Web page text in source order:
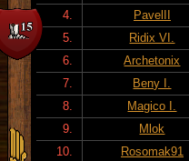
4.
PavelII
5.
Ridix VI.
6.
Archetonix
7.
Beny I.
8.
Magico I.
9.
Mlok
10.
Rosomak91